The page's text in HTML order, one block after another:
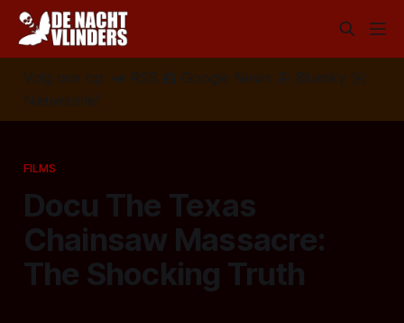
Volg ons op: 📣 RSS 📰 Google News 🦋 Bluesky
✉️
Nieuwsbrief
FILMS
Docu The Texas
Chainsaw Massacre:
The Shocking Truth